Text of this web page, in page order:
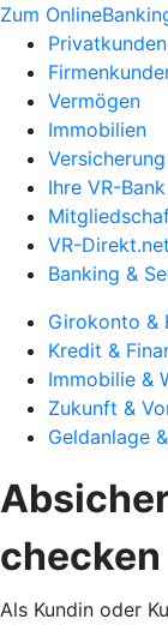
Zum
Privatkunden
Vermögen
Immobilien
Versicherung
Ihre VR-Bank
VR-Direkt.net
Banking &
Girokonto &
Kredit &
Immobilie &
Zukunft &
Geldanlage
checken
Als Kundin oder